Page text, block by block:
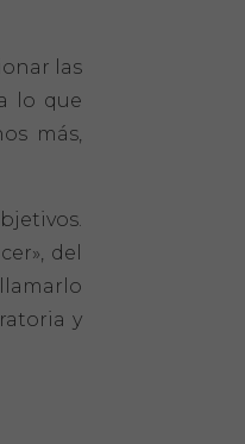
las
lo que
más,
del
y